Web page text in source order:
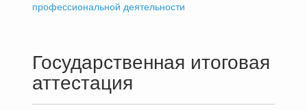
профессиональной деятельности
Государственная итоговая
аттестация